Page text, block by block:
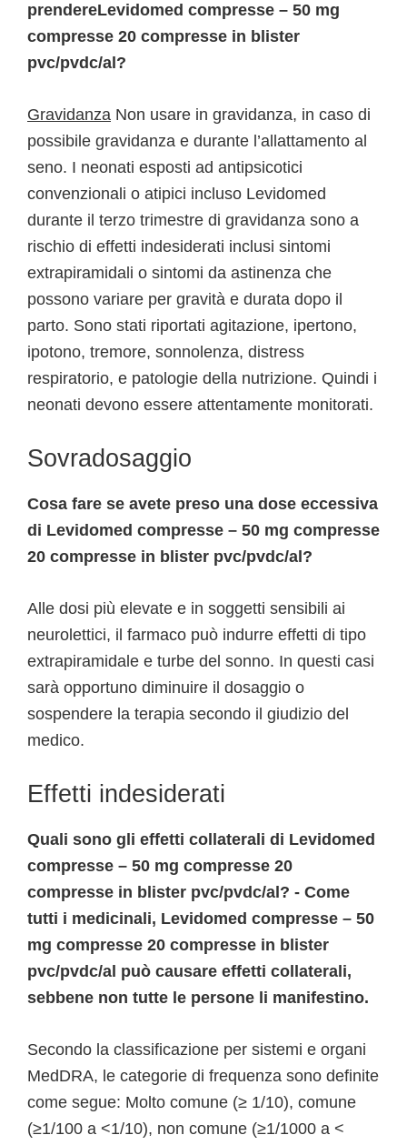
prendereLevidomed compresse – 50 mg
compresse 20 compresse in blister
pvc/pvdc/al?
Gravidanza Non usare in gravidanza, in caso di
possibile gravidanza e durante l’allattamento al
seno. I neonati esposti ad antipsicotici
convenzionali o atipici incluso Levidomed
durante il terzo trimestre di gravidanza sono a
rischio di effetti indesiderati inclusi sintomi
extrapiramidali o sintomi da astinenza che
possono variare per gravità e durata dopo il
parto. Sono stati riportati agitazione, ipertono,
ipotono, tremore, sonnolenza, distress
respiratorio, e patologie della nutrizione. Quindi i
neonati devono essere attentamente monitorati.
Sovradosaggio
Cosa fare se avete preso una dose eccessiva
di Levidomed compresse – 50 mg compresse
20 compresse in blister pvc/pvdc/al?
Alle dosi più elevate e in soggetti sensibili ai
neurolettici, il farmaco può indurre effetti di tipo
extrapiramidale e turbe del sonno. In questi casi
sarà opportuno diminuire il dosaggio o
sospendere la terapia secondo il giudizio del
medico.
Effetti indesiderati
Quali sono gli effetti collaterali di Levidomed
compresse – 50 mg compresse 20
compresse in blister pvc/pvdc/al? - Come
tutti i medicinali, Levidomed compresse – 50
mg compresse 20 compresse in blister
pvc/pvdc/al può causare effetti collaterali,
sebbene non tutte le persone li manifestino.
Secondo la classificazione per sistemi e organi
MedDRA, le categorie di frequenza sono definite
come segue: Molto comune (≥ 1/10), comune
(≥1/100 a <1/10), non comune (≥1/1000 a <